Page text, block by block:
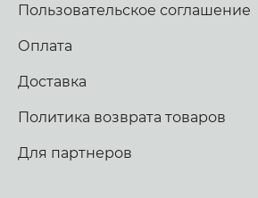
Пользовательское соглашение
Оплата
Доставка
Политика возврата товаров
Для партнеров